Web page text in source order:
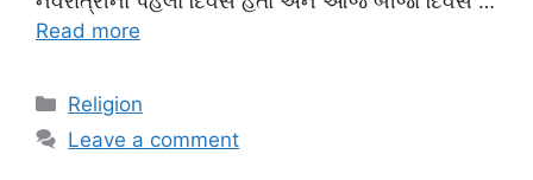
Read more
Categories
Religion
Leave a comment